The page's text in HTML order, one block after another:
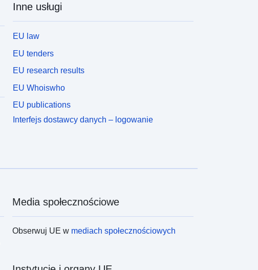
Inne usługi
EU law
EU tenders
EU research results
EU Whoiswho
EU publications
Interfejs dostawcy danych – logowanie
Media społecznościowe
Obserwuj UE w mediach społecznościowych